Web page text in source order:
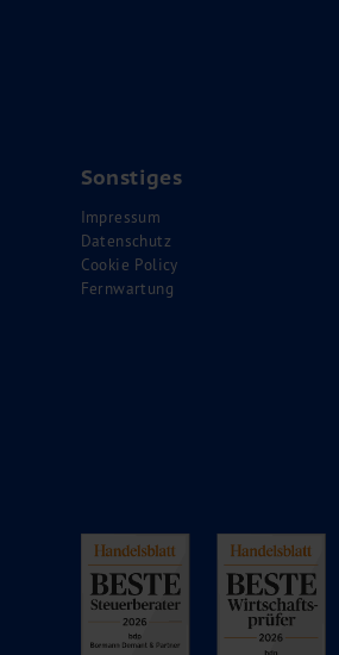
Sonstiges
Impressum
Datenschutz
Cookie Policy
Fernwartung